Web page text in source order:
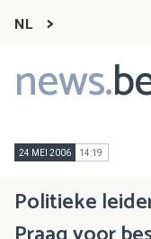
NL
news.
Main
navigation
24 MEI 2006 14:19
Politieke